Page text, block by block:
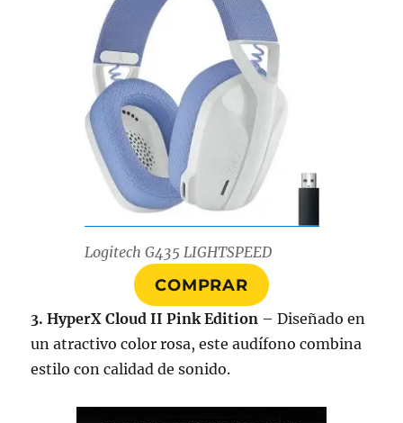
Logitech G435 LIGHTSPEED
COMPRAR
3. HyperX Cloud II Pink Edition – Diseñado en
un atractivo color rosa, este audífono combina
estilo con calidad de sonido.